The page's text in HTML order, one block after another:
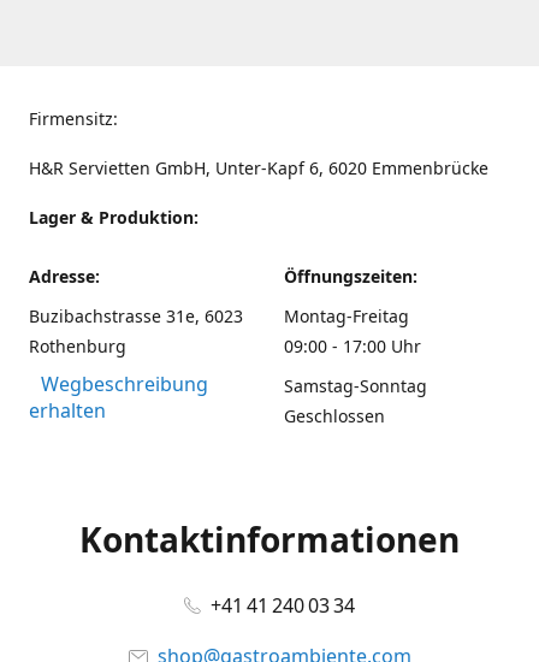
Firmensitz:
H&R Servietten GmbH, Unter-Kapf 6, 6020 Emmenbrücke
Lager & Produktion:
Adresse:
Buzibachstrasse 31e, 6023
Rothenburg
Wegbeschreibung
erhalten
Öffnungszeiten:
Montag-Freitag
09:00 - 17:00 Uhr
Samstag-Sonntag
Geschlossen
Kontaktinformationen
+41 41 240 03 34
shop@gastroambiente.com